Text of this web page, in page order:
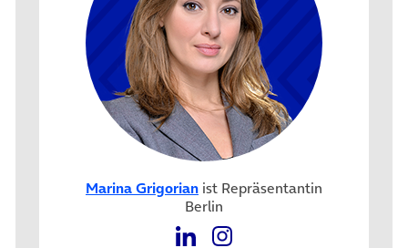
Marina Grigorian ist Repräsentantin
Berlin